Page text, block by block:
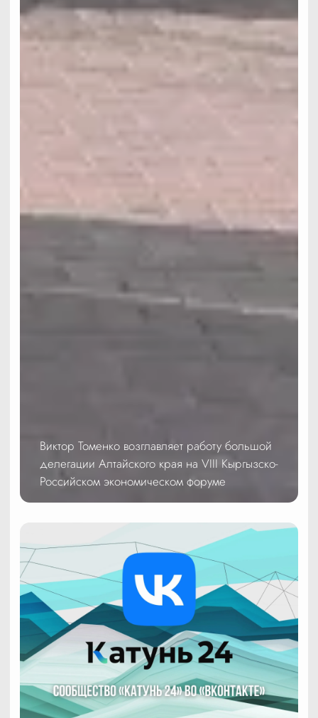
Виктор Томенко возглавляет работу большой
делегации Алтайского края на VIII Кыргызско-
Российском экономическом форуме